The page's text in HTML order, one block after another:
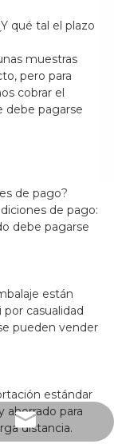
qué tal el plazo
muestras
pero para
cobrar el
debe pagarse
de pago?
de pago:
debe pagarse
están
por casualidad
pueden vender
estándar
ahorrado para
distancia.